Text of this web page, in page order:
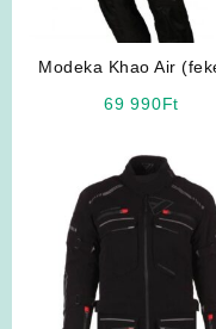
Modeka Khao Air
69 990Ft